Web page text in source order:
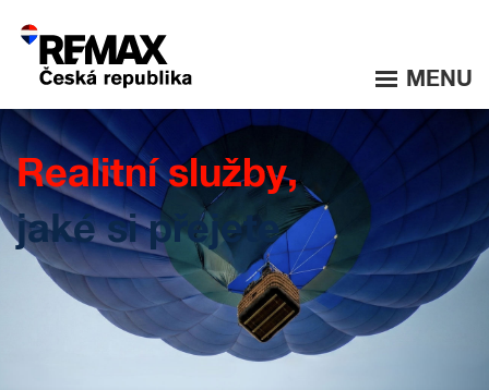
MENU
Realitní služby,
jaké si přejete